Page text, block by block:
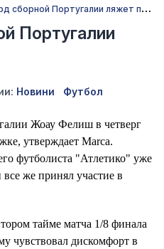
Ф
орвард сборной Португалии ляжет под нож
Португалии
Новини Футбол
Жоау Фелиш в четверг
утверждает Marca.
футболиста "Атлетико" уже
все же принял участие в
тайме матча 1/8 финала
чувствовал дискомфорт в